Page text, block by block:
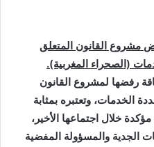
مشروع القانون المتعلق
(الصحراء المغربية).
رفضها لمشروع القانون
الخدمات، وتعتبره بمثابة
خلال اجتماعها الأخير،
الجدية والمسؤولة المفضية